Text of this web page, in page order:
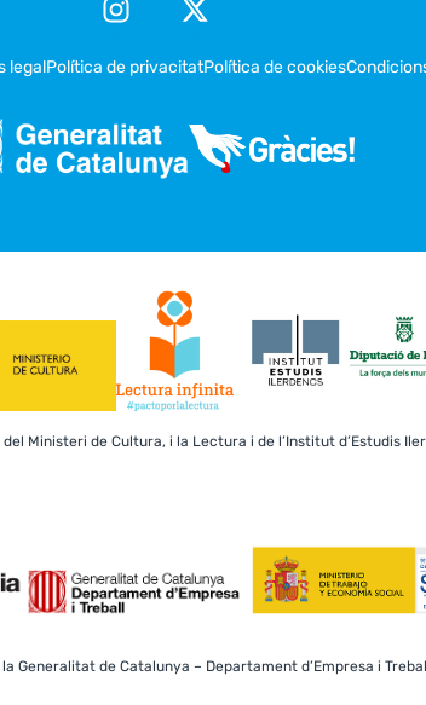
legalPolítica de privacitatPolítica de cookies
Ministeri de Cultura, i la Lectura i de l’Institut d’Estudis
Generalitat de Catalunya – Departament d’Empresa i